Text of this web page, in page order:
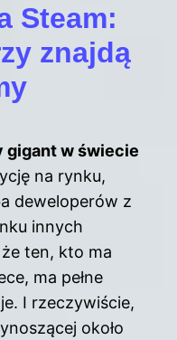
Steam:
znajdą
gigant w świecie
na rynku,
deweloperów z
innych
ten, kto ma
ma pełne
I rzeczywiście,
około